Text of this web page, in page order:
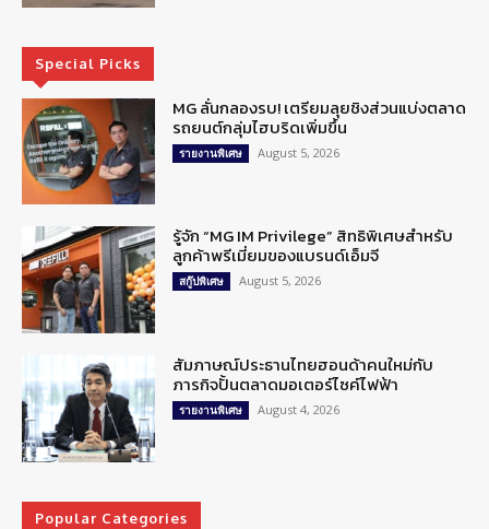
Special Picks
MG ลั่นกลองรบ! เตรียมลุยชิงส่วนแบ่งตลาด
รถยนต์กลุ่มไฮบริดเพิ่มขึ้น
รายงานพิเศษ August 5, 2026
รู้จัก “MG IM Privilege” สิทธิพิเศษสำหรับ
ลูกค้าพรีเมี่ยมของแบรนด์เอ็มจี
สกู๊ปพิเศษ August 5, 2026
สัมภาษณ์ประธานไทยฮอนด้าคนใหม่กับ
ภารกิจปั้นตลาดมอเตอร์ไซค์ไฟฟ้า
รายงานพิเศษ August 4, 2026
Popular Categories